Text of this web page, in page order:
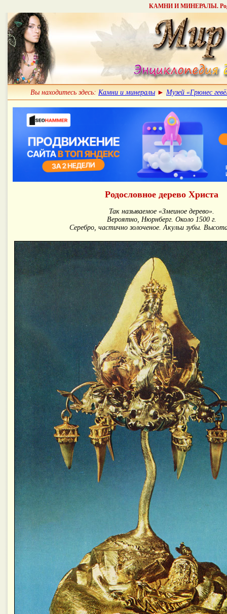
КАМНИ И МИНЕРАЛЫ.
Вы находитесь здесь: Камни и минералы ► Музей «Грюнес
Родословное дерево Христа
Так называемое «Змеиное дерево».
Вероятно, Нюрнберг. Около 1500 г.
Серебро, частично золоченое. Акульи зубы.